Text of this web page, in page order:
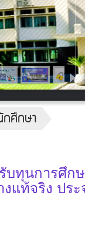
ศึกษา
ทุนการศึกษ
ท้จริง ปร